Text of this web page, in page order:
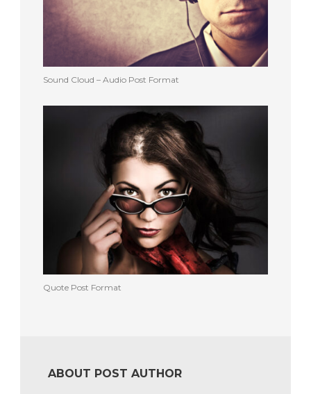
Sound Cloud – Audio Post Format
Quote Post Format
ABOUT POST AUTHOR